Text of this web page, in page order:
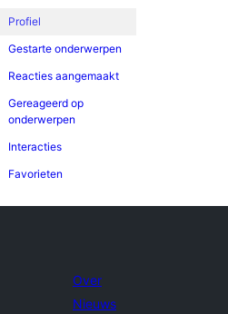
Profiel
Gestarte onderwerpen
Reacties aangemaakt
Gereageerd op
onderwerpen
Interacties
Favorieten
Over
Nieuws